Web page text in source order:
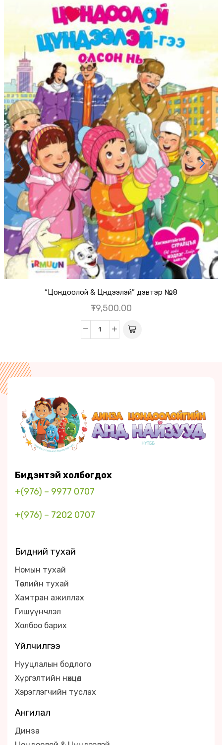
“Цондоолой & Цүндээлэй” дэвтэр №8
₮9,500.00
Бидэнтэй холбогдох
+(976) – 9977 0707
+(976) – 7202 0707
Бидний тухай
Номын тухай
Төслийн тухай
Хамтран ажиллах
Гишүүнчлэл
Холбоо барих
Үйлчилгээ
Нууцлалын бодлого
Хүргэлтийн нөхцөл
Хэрэглэгчийн туслах
Ангилал
Динза